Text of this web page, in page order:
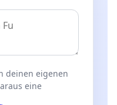
deinen eigenen
eine